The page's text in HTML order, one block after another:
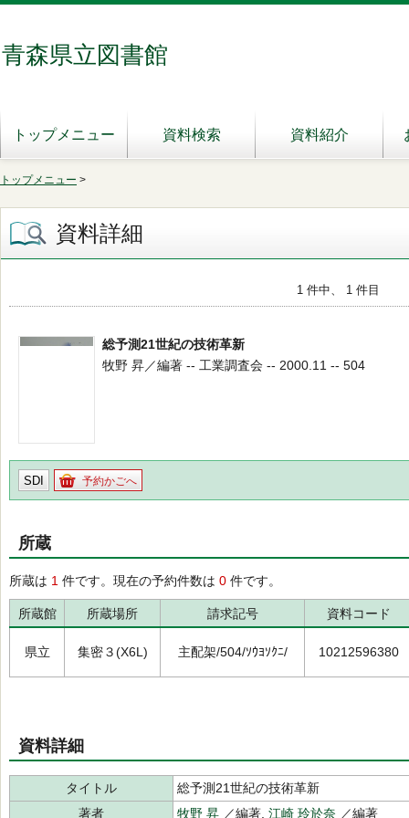
青森県立図書館
トップメニュー 資料検索 資料紹介
トップメニュー >
資料詳細
1 件中、 1 件目
総予測21世紀の技術革新
牧野 昇／編著 -- 工業調査会 -- 2000.11 -- 504
SDI 予約かごへ
所蔵
所蔵は 1 件です。現在の予約件数は 0 件です。
所蔵館 所蔵場所 請求記号 資料コード
県立 集密３(X6L) 主配架/504/ｿｳﾖｿｸﾆ/ 10212596380
資料詳細
タイトル
総予測21世紀の技術革新
著者
牧野 昇 ／編著, 江崎 玲於奈 ／編著